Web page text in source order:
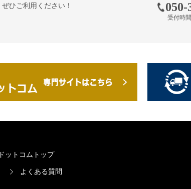
ひご利用ください！
050-
受付時
ットコムトップ
よくある質問